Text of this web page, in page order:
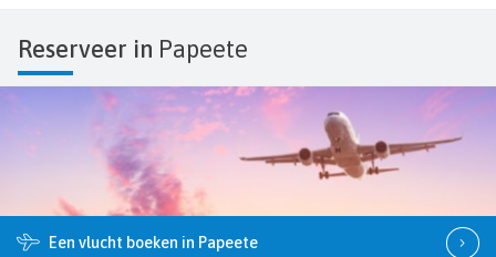
Reserveer in Papeete
Een vlucht boeken in Papeete